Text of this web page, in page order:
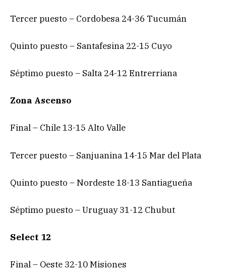
Tercer puesto – Cordobesa 24-36 Tucumán
Quinto puesto – Santafesina 22-15 Cuyo
Séptimo puesto – Salta 24-12 Entrerriana
Zona Ascenso
Final – Chile 13-15 Alto Valle
Tercer puesto – Sanjuanina 14-15 Mar del Plata
Quinto puesto – Nordeste 18-13 Santiagueña
Séptimo puesto – Uruguay 31-12 Chubut
Select 12
Final – Oeste 32-10 Misiones